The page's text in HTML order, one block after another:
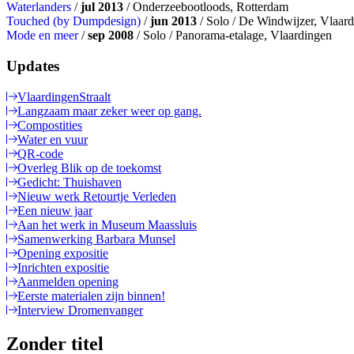
Waterlanders /jul 2013 / Onderzeebootloods, Rotterdam
Touched (by Dumpdesign) /jun 2013 / Solo / De Windwijzer,
Mode en meer/sep 2008 / Solo / Panorama-etalage, Vlaardingen
Updates
VlaardingenStraalt
Langzaam maar zeker weer op gang.
Compostities
Water en vuur
QR-code
Overleg Blik op de toekomst
Gedicht: Thuishaven
Nieuw werk Retourtje Verleden
Een nieuw jaar
Aan het werk in Museum Maassluis
Samenwerking Barbara Munsel
Opening expositie
Inrichten expositie
Aanmelden opening
Eerste materialen zijn binnen!
Interview Dromenvanger
Zonder titel